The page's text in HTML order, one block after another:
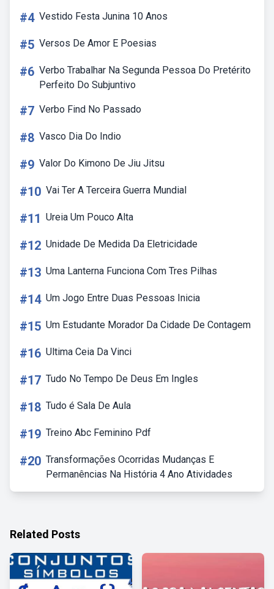
#4 Vestido Festa Junina 10 Anos
#5 Versos De Amor E Poesias
#6 Verbo Trabalhar Na Segunda Pessoa Do Pretérito
Perfeito Do Subjuntivo
#7 Verbo Find No Passado
#8 Vasco Dia Do Indio
#9 Valor Do Kimono De Jiu Jitsu
#10 Vai Ter A Terceira Guerra Mundial
#11 Ureia Um Pouco Alta
#12 Unidade De Medida Da Eletricidade
#13 Uma Lanterna Funciona Com Tres Pilhas
#14 Um Jogo Entre Duas Pessoas Inicia
#15 Um Estudante Morador Da Cidade De Contagem
#16 Ultima Ceia Da Vinci
#17 Tudo No Tempo De Deus Em Ingles
#18 Tudo é Sala De Aula
#19 Treino Abc Feminino Pdf
#20 Transformações Ocorridas Mudanças E
Permanências Na História 4 Ano Atividades
Related Posts